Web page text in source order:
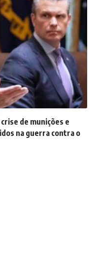
de munições e
na guerra contra o